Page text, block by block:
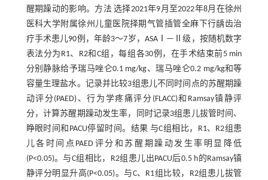
醒期躁动的影响。方法 选择2021年9月至2022年8月在徐州
医科大学附属徐州儿童医院择期气管插管全麻下行龋齿治
疗手术患儿90例，年龄3～7岁，ASAⅠ—Ⅱ级，按随机数字
表法分为R1、R2和C组，每组各30例，在手术结束前5 min
分别静脉给予瑞马唑仑0.1 mg/kg、瑞马唑仑0.2 mg/kg和等
容量生理盐水。记录并比较3组患儿不同时间点的苏醒期躁
动评分(PAED)、行为学疼痛评分(FLACC)和Ramsay镇静评
分，计算苏醒期躁动发生率，同时记录3组患儿拔管时间、
睁眼时间和PACU停留时间。结果 与C组相比，R1、R2组患
儿各时间点PAED评分和苏醒期躁动发生率明显降低
(P<0.05)。与C组相比，R2组患儿出PACU后0.5 h的Ramsay镇
静评分明显升高(P<0.05)。与C、R1组比较，R2组患儿拔管